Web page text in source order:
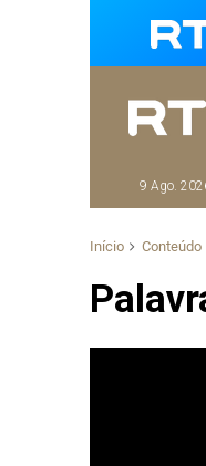
9 Ago.
Início Conteúdo